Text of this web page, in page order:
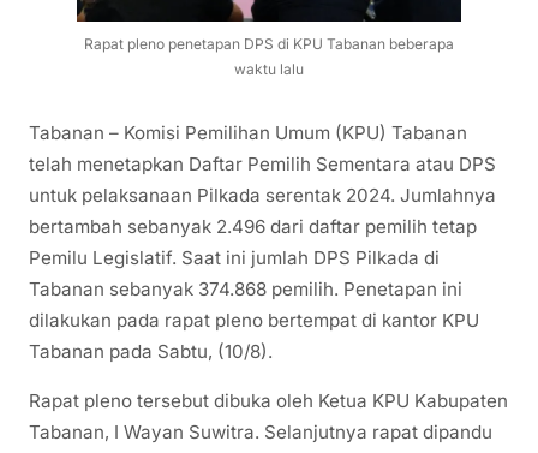
Rapat pleno penetapan DPS di KPU Tabanan beberapa
waktu lalu
Tabanan – Komisi Pemilihan Umum (KPU) Tabanan
telah menetapkan Daftar Pemilih Sementara atau DPS
untuk pelaksanaan Pilkada serentak 2024. Jumlahnya
bertambah sebanyak 2.496 dari daftar pemilih tetap
Pemilu Legislatif. Saat ini jumlah DPS Pilkada di
Tabanan sebanyak 374.868 pemilih. Penetapan ini
dilakukan pada rapat pleno bertempat di kantor KPU
Tabanan pada Sabtu, (10/8).
Rapat pleno tersebut dibuka oleh Ketua KPU Kabupaten
Tabanan, I Wayan Suwitra. Selanjutnya rapat dipandu